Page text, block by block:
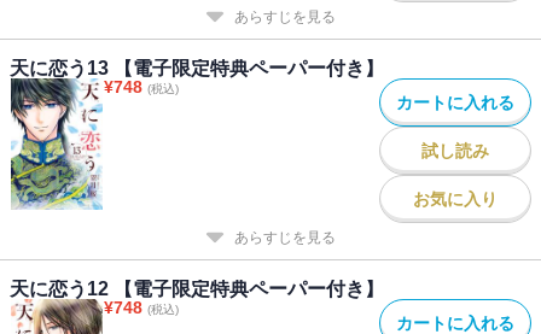
あらすじを見る
天に恋う13 【電子限定特典ペーパー付き】
¥748 (税込)
カートに入れる
試し読み
お気に入り
あらすじを見る
天に恋う12 【電子限定特典ペーパー付き】
¥748 (税込)
カートに入れる